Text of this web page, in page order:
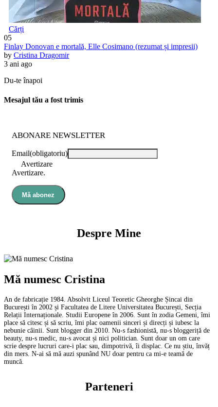
Cărți
05
Finlay Donovan e mortală, Elle Cosimano (rezumat și impresii)
by Cristina Dragomir
3 ani ago
Du-te înapoi
Mesajul tău a fost trimis
ABONARE NEWSLETTER
Email(obligatoriu)
Avertizare
Avertizare.
Mă abonez
Despre Mine
Mă numesc Cristina
An de fabricație 1984. Absolvit Liceul Teoretic Gheorghe Șincai din
București în 2002 și Facultatea de Litere Universitatea București, Secția
Relații Internaționale. Studii Europene în 2006. Sunt în zodia Gemeni, îmi
place să citesc și să scriu, îmi plac oamenii sinceri și direcți și iubesc la
nebunie câinii. Sunt blogger din 2010. Nu-s fashionistă, nu-s bloggeriță de
beauty, nu-s medic, nu-s avocat și nici politician. Sunt doar un om care
scrie despre lucruri care-i plac sau, dimpotrivă, îi displac. Ce nu știu, învăț
din mers. N-ai să mă auzi spunând NU doar pentru ca mi-e teamă de
muncă.
Parteneri